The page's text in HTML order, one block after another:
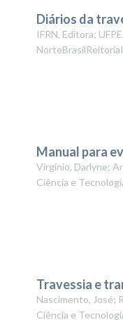
Diários da
IFRN, Editora;
Manual para
Virgínio, Darlyne;
Ciência e
Travessia e
Nascimento, José;
Ciência e